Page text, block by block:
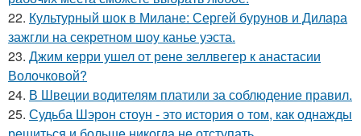
22. Культурный шок в Милане: Сергей бурунов и Дилара
зажгли на секретном шоу канье уэста.
23. Джим керри ушел от рене зеллвегер к анастасии
Волочковой?
24. В Швеции водителям платили за соблюдение правил.
25. Судьба Шэрон стоун - это история о том, как однажды